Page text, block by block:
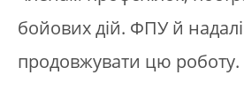
бойових дій. ФПУ й
продовжувати цю роботу.